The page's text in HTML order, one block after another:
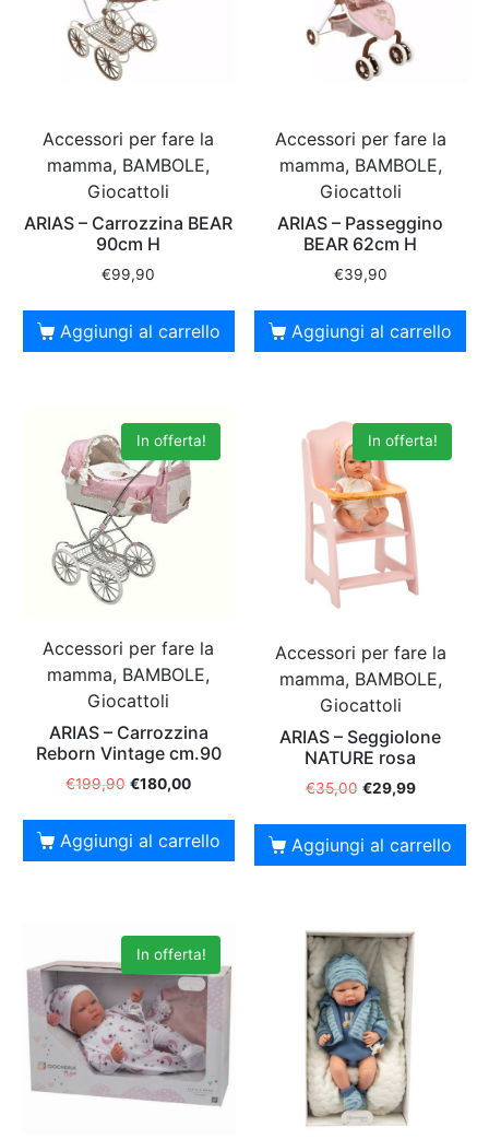
Accessori per fare la
mamma, BAMBOLE,
Giocattoli
ARIAS – Carrozzina BEAR
90cm H
€99,90
Aggiungi al carrello
Accessori per fare la
mamma, BAMBOLE,
Giocattoli
ARIAS – Passeggino
BEAR 62cm H
€39,90
Aggiungi al carrello
In offerta!
Accessori per fare la
mamma, BAMBOLE,
Giocattoli
ARIAS – Carrozzina
Reborn Vintage cm.90
€199,90 €180,00
Aggiungi al carrello
In offerta!
Accessori per fare la
mamma, BAMBOLE,
Giocattoli
ARIAS – Seggiolone
NATURE rosa
€35,00 €29,99
Aggiungi al carrello
In offerta!